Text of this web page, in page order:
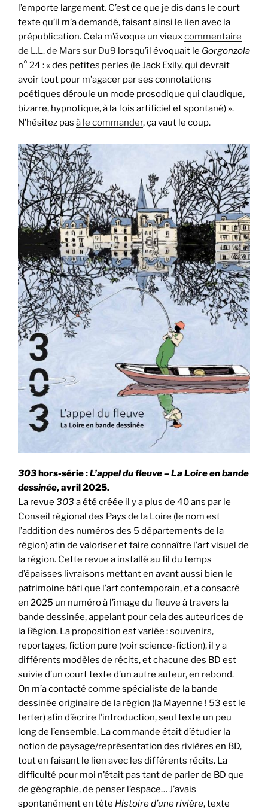
l’emporte largement. C’est ce que je dis dans le court
texte qu’il m’a demandé, faisant ainsi le lien avec la
prépublication. Cela m’évoque un vieuxcommentaire
de L.L. de Mars sur Du9 lorsqu’il évoquait le Gorgonzola
n° 24 : « des petites perles (le Jack Exily, qui devrait
avoir tout pour m’agacer par ses connotations
poétiques déroule un mode prosodique qui claudique,
bizarre, hypnotique, à la fois artificiel et spontané) ».
N’hésitez pas à le commander, ça vaut le coup.
303hors-série :L’appel du fleuve – La Loire en bande
dessinée, avril 2025.
La revue 303 a été créée il y a plus de 40 ans par le
Conseil régional des Pays de la Loire (le nom est
l’addition des numéros des 5 départements de la
région) afin de valoriser et faire connaître l’art visuel de
la région. Cette revue a installé au fil du temps
d’épaisses livraisons mettant en avant aussi bien le
patrimoine bâti que l’art contemporain, et a consacré
en 2025 un numéro à l’image du fleuve à travers la
bande dessinée, appelant pour cela des auteurices de
la Région. La proposition est variée : souvenirs,
reportages, fiction pure (voir science-fiction), il y a
différents modèles de récits, et chacune des BD est
suivie d’un court texte d’un autre auteur, en rebond.
On m’a contacté comme spécialiste de la bande
dessinée originaire de la région (la Mayenne ! 53 est le
terter) afin d’écrire l’introduction, seul texte un peu
long de l’ensemble. La commande était d’étudier la
notion de paysage/représentation des rivières en BD,
tout en faisant le lien avec les différents récits. La
difficulté pour moi n’était pas tant de parler de BD que
de géographie, de penser l’espace… J’avais
spontanément en tête Histoire d’une rivière, texte